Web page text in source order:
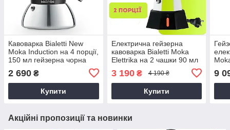
Кавоварка Bialetti New
Moka Induction на 4 порції,
150 мл гейзерна чорна
індукційної плити
2 690 ₴
Купити
Електрична гейзерна
кавоварка Bialetti Moka
Elettrika на 2 чашки 90 мл
алюміній мока домашня
3 190₴ 4 190 ₴
Купити
9
Акційні пропозиції та новинки